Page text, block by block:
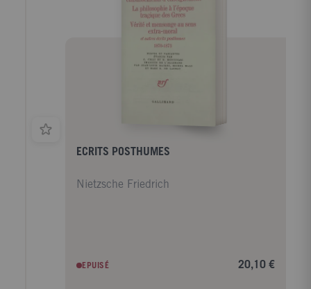
ECRITS POSTHUMES
Nietzsche Friedrich
EPUISÉ 20,10 €